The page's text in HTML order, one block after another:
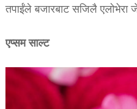
तपाईंले बजारबाट सजिलै
एप्सम साल्ट